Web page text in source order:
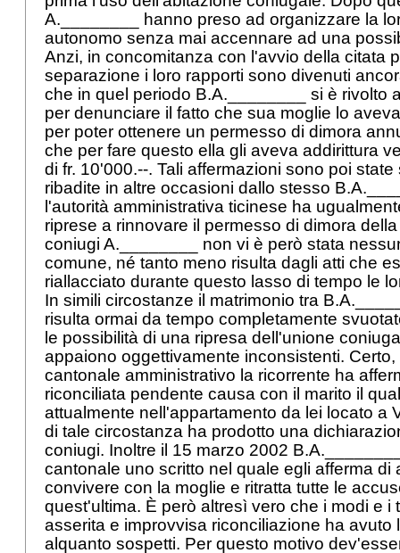
A.________ hanno preso ad organizzare la
autonomo senza mai accennare ad una
Anzi, in concomitanza con l'avvio della citata
separazione i loro rapporti sono divenuti
che in quel periodo B.A.________ si è rivolto
per denunciare il fatto che sua moglie lo
per poter ottenere un permesso di dimora
che per fare questo ella gli aveva addirittura
di fr. 10'000.--. Tali affermazioni sono poi
ribadite in altre occasioni dallo stesso
l'autorità amministrativa ticinese ha
riprese a rinnovare il permesso di dimora
coniugi A.________ non vi è però stata
comune, né tanto meno risulta dagli atti che
riallacciato durante questo lasso di tempo le
In simili circostanze il matrimonio tra
risulta ormai da tempo completamente
le possibilità di una ripresa dell'unione
appaiono oggettivamente inconsistenti.
cantonale amministrativo la ricorrente ha
riconciliata pendente causa con il marito il
attualmente nell'appartamento da lei locato a
di tale circostanza ha prodotto una
coniugi. Inoltre il 15 marzo 2002
cantonale uno scritto nel quale egli afferma di
convivere con la moglie e ritratta tutte le
quest'ultima. È però altresì vero che i modi e i
asserita e improvvisa riconciliazione ha avuto
alquanto sospetti. Per questo motivo